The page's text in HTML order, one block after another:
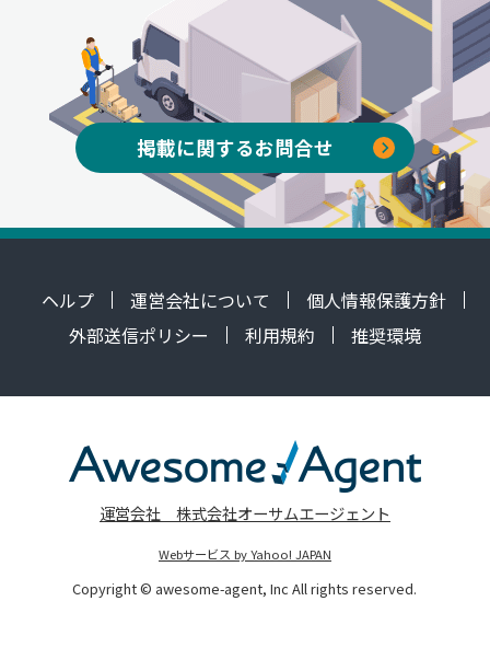
掲載に関するお問合せ
ヘルプ 運営会社について
個人情報保護方針
外部送信ポリシー
利用規約 推奨環境
運営会社 株式会社オーサムエージェント
Webサービス by Yahoo! JAPAN
Copyright © awesome-agent, Inc All rights reserved.